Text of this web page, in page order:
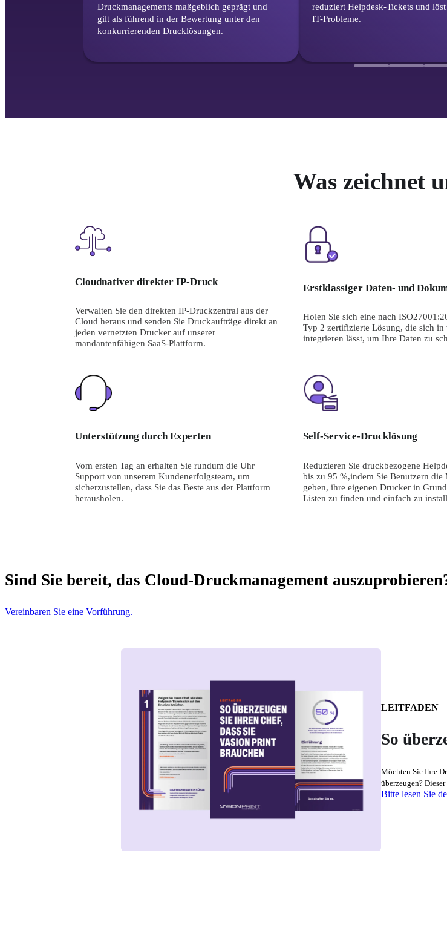
Druckmanagements maßgeblich geprägt und
gilt als führend in der Bewertung unter den
konkurrierenden Drucklösungen.
reduziert Helpdesk-Tickets und
IT-Probleme.
Was zeichnet
Cloudnativer direkter IP-Druck
Verwalten Sie den direkten IP-Druckzentral aus der
Cloud heraus und senden Sie Druckaufträge direkt an
jeden vernetzten Drucker auf unserer
mandantenfähigen SaaS-Plattform.
Erstklassiger Daten- und
Holen Sie sich eine nach
Typ 2 zertifizierte Lösung, die sich in
integrieren lässt, um Ihre Daten zu
Unterstützung durch Experten
Vom ersten Tag an erhalten Sie rundum die Uhr
Support von unserem Kundenerfolgsteam, um
sicherzustellen, dass Sie das Beste aus der Plattform
herausholen.
Self-Service-Drucklösung
Reduzieren Sie druckbezogene
bis zu 95 %,indem Sie Benutzern
geben, ihre eigenen Drucker in
Listen zu finden und einfach zu
Sind Sie bereit, das Cloud-Druckmanagement
Vereinbaren Sie eine Vorführung.
LEITFADEN
So
Möchten Sie Ihre
überzeugen?
Bitte lesen Sie